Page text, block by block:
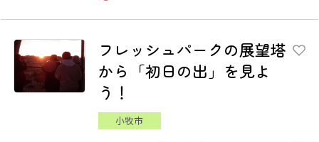
フレッシュパークの展望塔
から「初日の出」を見よ
う！
小牧市